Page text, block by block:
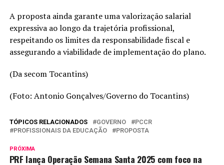
A proposta ainda garante uma valorização salarial
expressiva ao longo da trajetória profissional,
respeitando os limites da responsabilidade fiscal e
assegurando a viabilidade de implementação do plano.
(Da secom Tocantins)
(Foto: Antonio Gonçalves/Governo do Tocantins)
TÓPICOS RELACIONADOS GOVERNO
PCCR
PROFISSIONAIS DA EDUCAÇÃO
PROPOSTA
PRÓXIMA
PRF lança Operação Semana Santa 2025 com foco na